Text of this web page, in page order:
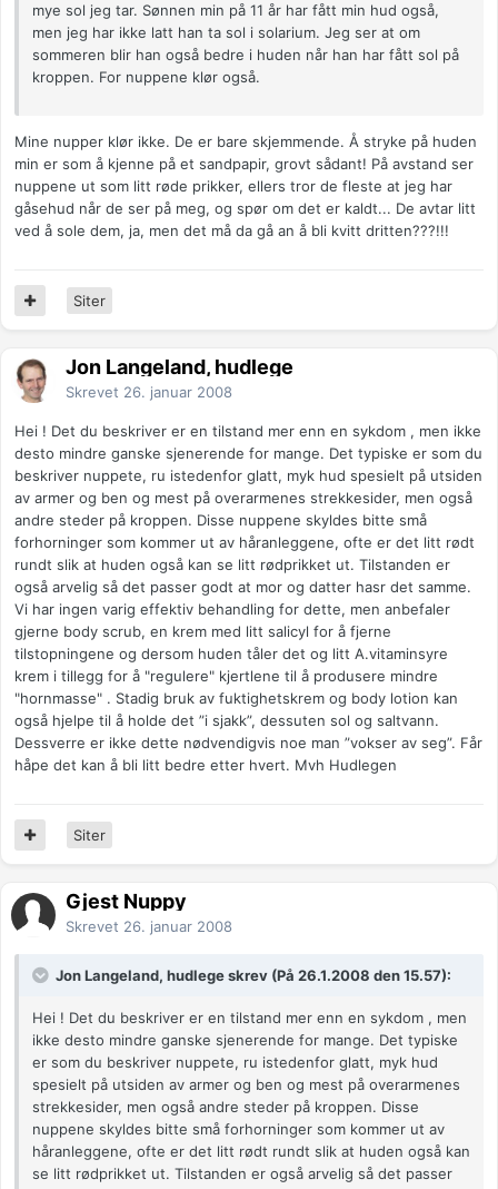
mye sol jeg tar. Sønnen min på 11 år har fått min hud også,
men jeg har ikke latt han ta sol i solarium. Jeg ser at om
sommeren blir han også bedre i huden når han har fått sol på
kroppen. For nuppene klør også.
Mine nupper klør ikke. De er bare skjemmende. Å stryke på huden
min er som å kjenne på et sandpapir, grovt sådant! På avstand ser
nuppene ut som litt røde prikker, ellers tror de fleste at jeg har
gåsehud når de ser på meg, og spør om det er kaldt... De avtar litt
ved å sole dem, ja, men det må da gå an å bli kvitt dritten???!!!
Siter
Jon Langeland, hudlege
Skrevet 26. januar 2008
Hei ! Det du beskriver er en tilstand mer enn en sykdom , men ikke
desto mindre ganske sjenerende for mange. Det typiske er som du
beskriver nuppete, ru istedenfor glatt, myk hud spesielt på utsiden
av armer og ben og mest på overarmenes strekkesider, men også
andre steder på kroppen. Disse nuppene skyldes bitte små
forhorninger som kommer ut av håranleggene, ofte er det litt rødt
rundt slik at huden også kan se litt rødprikket ut. Tilstanden er
også arvelig så det passer godt at mor og datter hasr det samme.
Vi har ingen varig effektiv behandling for dette, men anbefaler
gjerne body scrub, en krem med litt salicyl for å fjerne
tilstopningene og dersom huden tåler det og litt A.vitaminsyre
krem i tillegg for å "regulere" kjertlene til å produsere mindre
"hornmasse" . Stadig bruk av fuktighetskrem og body lotion kan
også hjelpe til å holde det ”i sjakk”, dessuten sol og saltvann.
Dessverre er ikke dette nødvendigvis noe man ”vokser av seg”. Får
håpe det kan å bli litt bedre etter hvert. Mvh Hudlegen
Siter
Gjest Nuppy
Skrevet 26. januar 2008
Jon Langeland, hudlege skrev (På 26.1.2008 den 15.57):
Hei ! Det du beskriver er en tilstand mer enn en sykdom , men
ikke desto mindre ganske sjenerende for mange. Det typiske
er som du beskriver nuppete, ru istedenfor glatt, myk hud
spesielt på utsiden av armer og ben og mest på overarmenes
strekkesider, men også andre steder på kroppen. Disse
nuppene skyldes bitte små forhorninger som kommer ut av
håranleggene, ofte er det litt rødt rundt slik at huden også kan
se litt rødprikket ut. Tilstanden er også arvelig så det passer